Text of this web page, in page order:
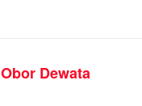
Obor Dewata